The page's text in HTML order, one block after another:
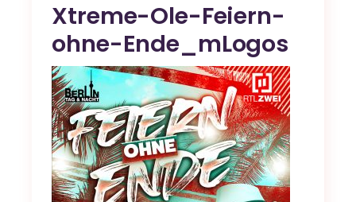
Xtreme-Ole-Feiern-
ohne-Ende_mLogos